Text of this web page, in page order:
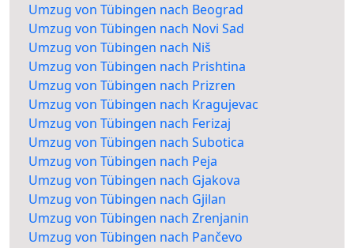
Umzug von Tübingen nach Beograd
Umzug von Tübingen nach Novi Sad
Umzug von Tübingen nach Niš
Umzug von Tübingen nach Prishtina
Umzug von Tübingen nach Prizren
Umzug von Tübingen nach Kragujevac
Umzug von Tübingen nach Ferizaj
Umzug von Tübingen nach Subotica
Umzug von Tübingen nach Peja
Umzug von Tübingen nach Gjakova
Umzug von Tübingen nach Gjilan
Umzug von Tübingen nach Zrenjanin
Umzug von Tübingen nach Pančevo